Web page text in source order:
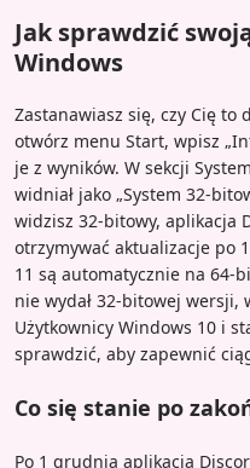
Jak sprawdzić
Windows
Zastanawiasz się, czy Cię to
otwórz menu Start, wpisz
je z wyników. W sekcji
widniał jako „System 32-
widzisz 32-bitowy, aplikacja
otrzymywać aktualizacje po
11 są automatycznie na 64-
nie wydał 32-bitowej
Użytkownicy Windows 10 i
sprawdzić, aby zapewnić
Co się stanie po
Po 1 grudnia aplikacja